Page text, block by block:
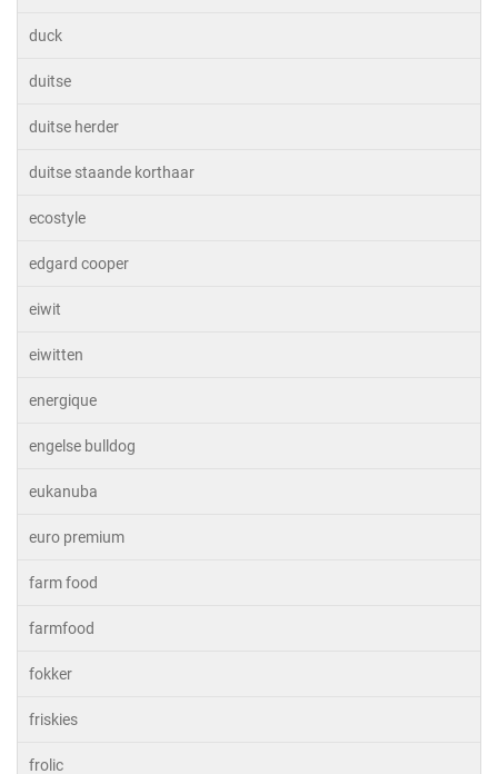
duck
duitse
duitse herder
duitse staande korthaar
ecostyle
edgard cooper
eiwit
eiwitten
energique
engelse bulldog
eukanuba
euro premium
farm food
farmfood
fokker
friskies
frolic